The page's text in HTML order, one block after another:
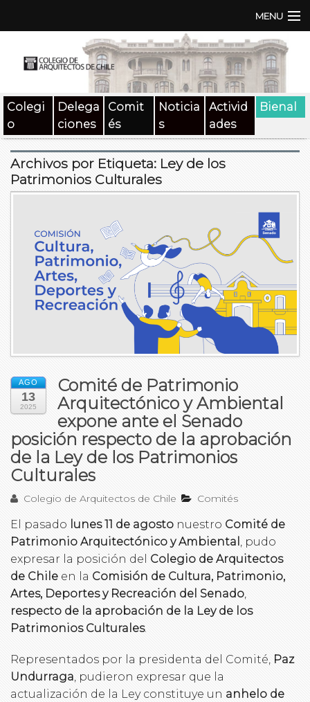
MENU
Documentos
SAT
Medios
Contacto
Buscar:
Colegi
o
Delega
ciones
Comit
és
Noticia
s
Activid
ades
Bienal
Archivos por Etiqueta: Ley de los
Patrimonios Culturales
AGO
13
2025
Comité de Patrimonio
Arquitectónico y Ambiental
expone ante el Senado
posición respecto de la aprobación
de la Ley de los Patrimonios
Culturales
Colegio de Arquitectos de Chile Comités
El pasado lunes 11 de agosto nuestro Comité de
Patrimonio Arquitectónico y Ambiental , pudo
expresar la posición del Colegio de Arquitectos
de Chile en la Comisión de Cultura, Patrimonio,
Artes, Deportes y Recreación del Senado,
respecto de la aprobación de la Ley de los
Patrimonios Culturales.
Representados por la presidenta del Comité, Paz
Undurraga, pudieron expresar que la
actualización de la Ley constituye un anhelo de